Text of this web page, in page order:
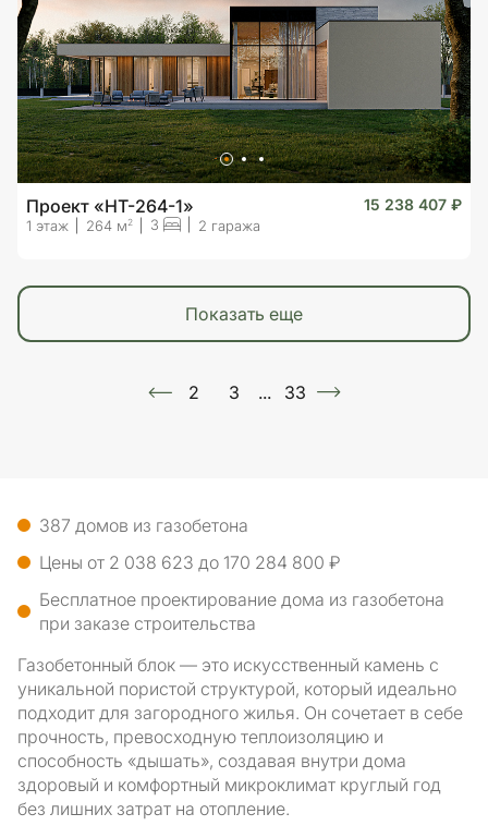
Проект «HT-264-1» 15 238 407 ₽
1 этаж 264 м2 3 2 гаража
показать еще
2 3 ... 33
387 домов из газобетона
Цены от 2 038 623 до 170 284 800 ₽
Бесплатное проектирование дома из газобетона
при заказе строительства
Газобетонный блок — это искусственный камень с
уникальной пористой структурой, который идеально
подходит для загородного жилья. Он сочетает в себе
прочность, превосходную теплоизоляцию и
способность «дышать», создавая внутри дома
здоровый и комфортный микроклимат круглый год
без лишних затрат на отопление.